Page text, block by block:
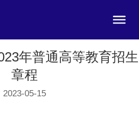
年普通高等教育招生
章程
2023-05-15